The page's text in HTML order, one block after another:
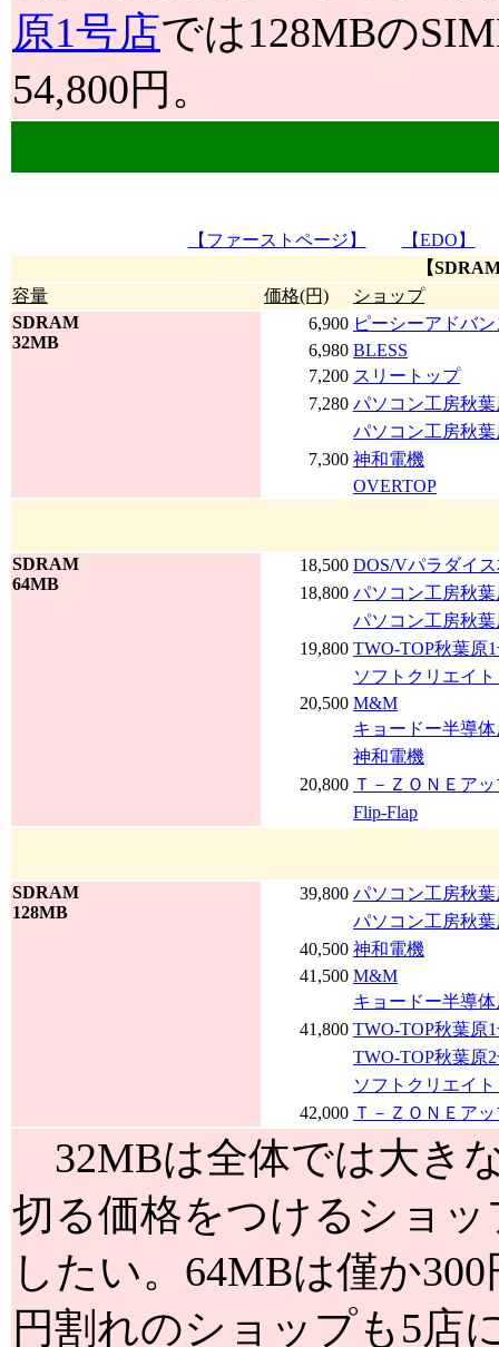
原1号店では128MBの
54,800円。
【ファーストページ】
【EDO】
【
容量
価格(円)
ショップ
SDRAM
32MB
6,900 ピーシーアドバ
6,980 BLESS
7,200 スリートップ
7,280 パソコン工房秋
パソコン工房秋
7,300 神和電機
OVERTOP
SDRAM
64MB
18,500 DOS/Vパラダイ
18,800 パソコン工房秋
パソコン工房秋
19,800 TWO-TOP秋葉原
ソフトクリエイ
20,500 M&M
キョードー半導体
神和電機
20,800 Ｔ－ＺＯＮＥア
Flip-Flap
SDRAM
128MB
39,800 パソコン工房秋
パソコン工房秋
40,500 神和電機
41,500 M&M
キョードー半導体
41,800 TWO-TOP秋葉原
TWO-TOP秋葉原
ソフトクリエイ
42,000 Ｔ－ＺＯＮＥア
32MBは全体では大き
切る価格をつけるショ
したい。64MBは僅か
円割れのショップも5店